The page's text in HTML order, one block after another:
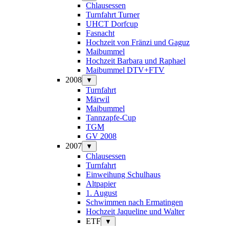
Chlausessen
Turnfahrt Turner
UHCT Dorfcup
Fasnacht
Hochzeit von Fränzi und Gaguz
Maibummel
Hochzeit Barbara und Raphael
Maibummel DTV+FTV
2008
▼
Turnfahrt
Märwil
Maibummel
Tannzapfe-Cup
TGM
GV 2008
2007
▼
Chlausessen
Turnfahrt
Einweihung Schulhaus
Altpapier
1. August
Schwimmen nach Ermatingen
Hochzeit Jaqueline und Walter
ETF
▼